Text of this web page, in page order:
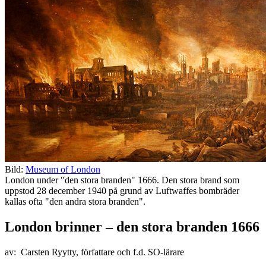
Bild: Museum of London
London under "den stora branden" 1666. Den stora brand som
uppstod 28 december 1940 på grund av Luftwaffes bombräder
kallas ofta "den andra stora branden".
London brinner – den stora branden 1666
av: Carsten Ryytty, författare och f.d. SO-lärare